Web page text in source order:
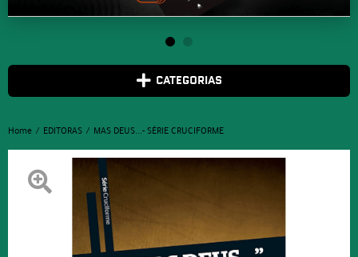
CATEGORIAS
Home EDITORAS MAS DEUS...- SÉRIE CRUCIFORME